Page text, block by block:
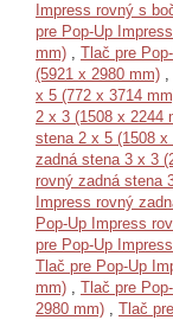
Impress rovný s
pre Pop-Up
mm) , Tlač pre
(5921 x 2980 mm) ,
x 5 (772 x 3714
2 x 3 (1508 x 2244
stena 2 x 5 (1508 x
zadná stena 3 x 3
rovný zadná stena
Impress rovný
Pop-Up Impress
pre Pop-Up
Tlač pre Pop-Up
mm) , Tlač pre
2980 mm) , Tlač